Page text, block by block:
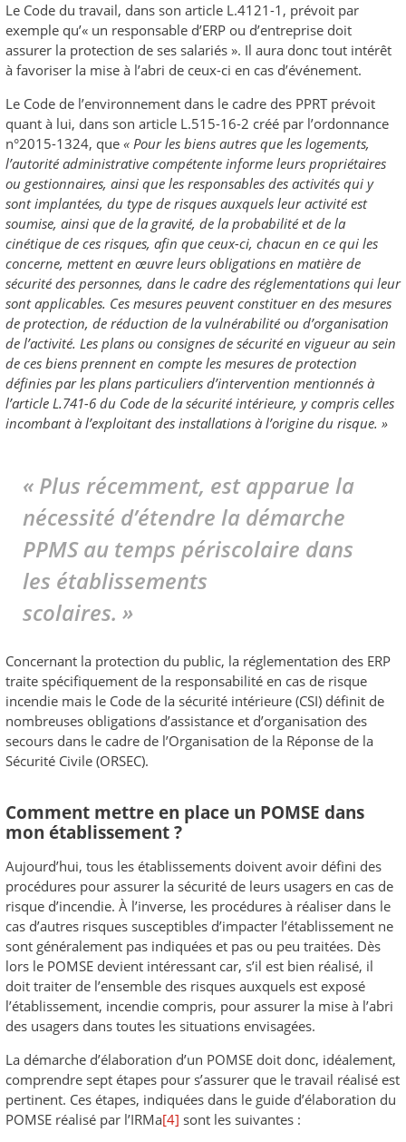
Le Code du travail, dans son article L.4121-1, prévoit par
exemple qu’« un responsable d’ERP ou d’entreprise doit
assurer la protection de ses salariés ». Il aura donc tout intérêt
à favoriser la mise à l’abri de ceux-ci en cas d’événement.
Le Code de l’environnement dans le cadre des PPRT prévoit
quant à lui, dans son article L.515-16-2 créé par l’ordonnance
n°2015-1324, que « Pour les biens autres que les logements,
l’autorité administrative compétente informe leurs propriétaires
ou gestionnaires, ainsi que les responsables des activités qui y
sont implantées, du type de risques auxquels leur activité est
soumise, ainsi que de la gravité, de la probabilité et de la
cinétique de ces risques, afin que ceux-ci, chacun en ce qui les
concerne, mettent en œuvre leurs obligations en matière de
sécurité des personnes, dans le cadre des réglementations qui leur
sont applicables. Ces mesures peuvent constituer en des mesures
de protection, de réduction de la vulnérabilité ou d’organisation
de l’activité. Les plans ou consignes de sécurité en vigueur au sein
de ces biens prennent en compte les mesures de protection
définies par les plans particuliers d’intervention mentionnés à
l’article L.741-6 du Code de la sécurité intérieure, y compris celles
incombant à l’exploitant des installations à l’origine du risque. »
« Plus récemment, est apparue la
nécessité d’étendre la démarche
PPMS au temps périscolaire dans
les établissements
scolaires. »
Concernant la protection du public, la réglementation des ERP
traite spécifiquement de la responsabilité en cas de risque
incendie mais le Code de la sécurité intérieure (CSI) définit de
nombreuses obligations d’assistance et d’organisation des
secours dans le cadre de l’Organisation de la Réponse de la
Sécurité Civile (ORSEC).
Comment mettre en place un POMSE dans
mon établissement ?
Aujourd’hui, tous les établissements doivent avoir défini des
procédures pour assurer la sécurité de leurs usagers en cas de
risque d’incendie. À l’inverse, les procédures à réaliser dans le
cas d’autres risques susceptibles d’impacter l’établissement ne
sont généralement pas indiquées et pas ou peu traitées. Dès
lors le POMSE devient intéressant car, s’il est bien réalisé, il
doit traiter de l’ensemble des risques auxquels est exposé
l’établissement, incendie compris, pour assurer la mise à l’abri
des usagers dans toutes les situations envisagées.
La démarche d’élaboration d’un POMSE doit donc, idéalement,
comprendre sept étapes pour s’assurer que le travail réalisé est
pertinent. Ces étapes, indiquées dans le guide d’élaboration du
POMSE réalisé par l’IRMa[4] sont les suivantes :